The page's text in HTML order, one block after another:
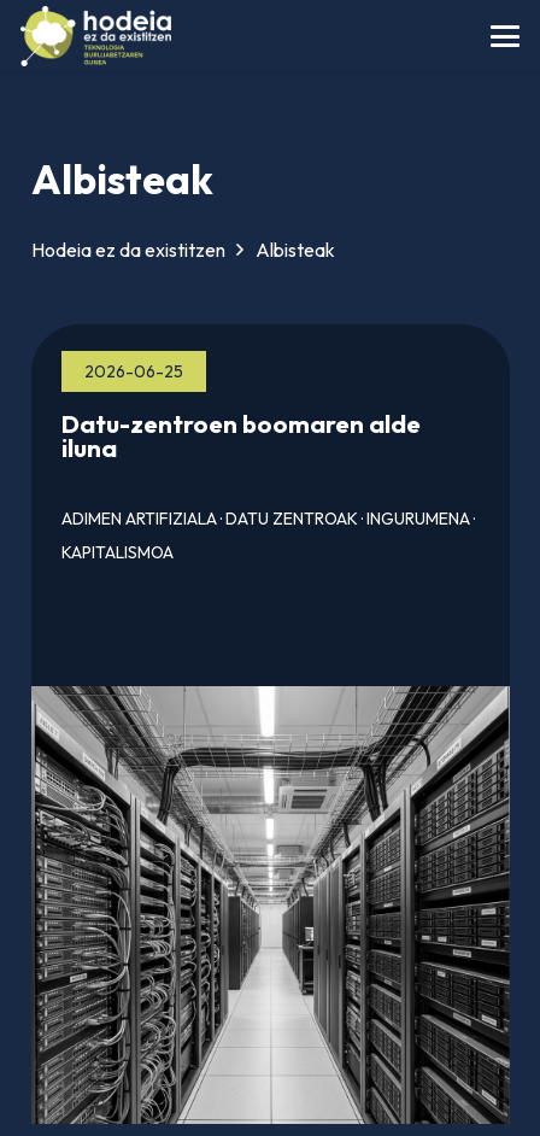
Albisteak
Hodeia ez da existitzen Albisteak
2026-06-25
Datu-zentroen boomaren alde
iluna
ADIMEN ARTIFIZIALA·DATU ZENTROAK·INGURUMENA·
KAPITALISMOA